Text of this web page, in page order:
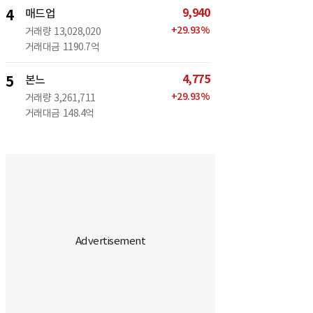
4 매드업
거래량 13,028,020
거래대금 1190.7억
9,940
+29.93%
5 본느
거래량 3,261,711
거래대금 148.4억
4,775
+29.93%